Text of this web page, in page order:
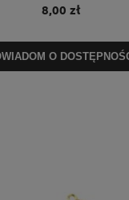
8,00 zł
O